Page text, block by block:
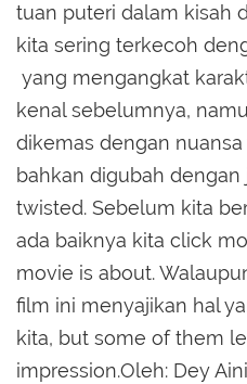
tuan puteri dalam kisah
kita sering terkecoh
yang mengangkat
kenal sebelumnya,
dikemas dengan
bahkan digubah dengan
twisted. Sebelum kita
ada baiknya kita click
movie is about.
film ini menyajikan hal
kita, but some of them
impression.Oleh: Dey